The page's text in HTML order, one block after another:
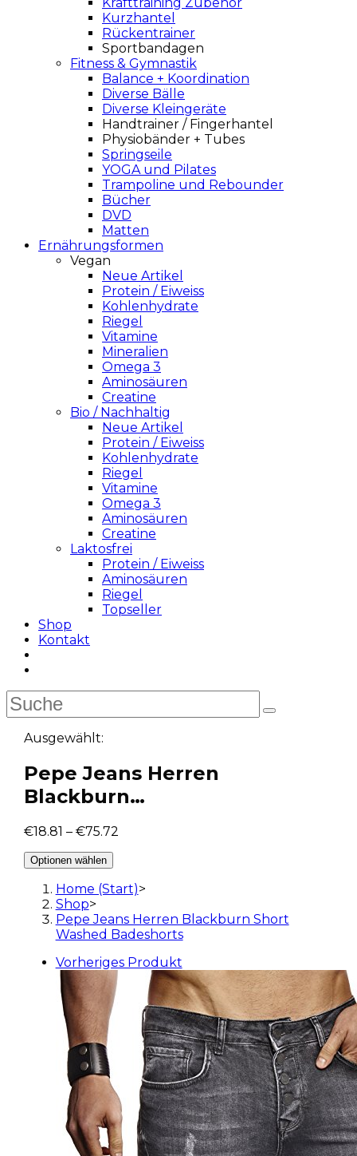
Kurzhantel
Rückentrainer
Sportbandagen
Fitness & Gymnastik
Balance + Koordination
Diverse Bälle
Diverse Kleingeräte
Handtrainer / Fingerhantel
Physiobänder + Tubes
Springseile
YOGA und Pilates
Trampoline und Rebounder
Bücher
DVD
Matten
Ernährungsformen
Vegan
Neue Artikel
Protein / Eiweiss
Kohlenhydrate
Riegel
Vitamine
Mineralien
Omega 3
Aminosäuren
Creatine
Bio / Nachhaltig
Neue Artikel
Protein / Eiweiss
Kohlenhydrate
Riegel
Vitamine
Omega 3
Aminosäuren
Creatine
Laktosfrei
Protein / Eiweiss
Aminosäuren
Riegel
Topseller
Shop
Kontakt
Ausgewählt:
Pepe Jeans Herren
Blackburn…
€18.81 – €75.72
Optionen wählen
Home (Start)>
Shop>
Pepe Jeans Herren Blackburn Short
Washed Badeshorts
Vorheriges Produkt